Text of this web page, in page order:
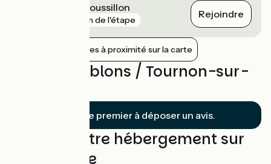
Le Péage-de-Roussillon
3 km de l'étape Rejoindre
Afficher les gares à proximité sur la carte
Avis sur Sablons / Tournon-sur-
Soyez le premier à déposer un avis.
Trouvez votre hébergement sur
cette étape